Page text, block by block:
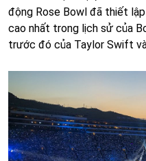
động Rose Bowl đã thiết
cao nhất trong lịch sử của
trước đó của Taylor Swift